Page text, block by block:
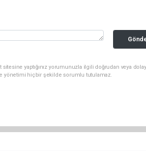
yaptığınız yorumunuzla ilgili doğrudan veya
yönetimi hiçbir şekilde sorumlu tutulamaz.